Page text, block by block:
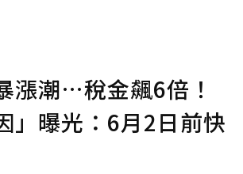
漲潮…稅金飆6倍！
」曝光：6月2日前快